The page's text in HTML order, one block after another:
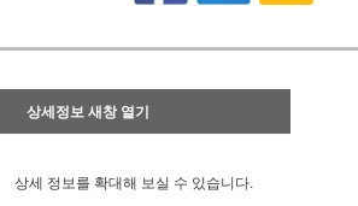
상세정보 새창 열기
상세 정보를 확대해 보실 수 있습니다.